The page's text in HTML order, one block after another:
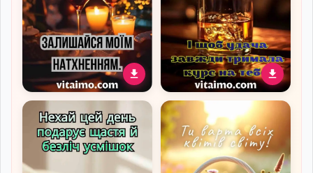
Днем народження для
коханої жінки
Привітальна листівка до
дня народження чоловіку
зі стильним келихом віскі